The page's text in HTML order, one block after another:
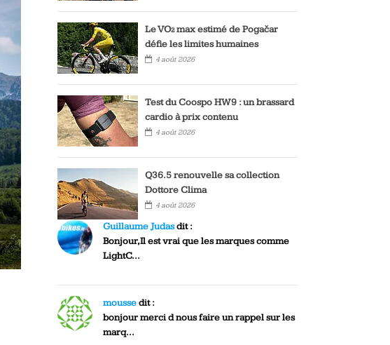
Le VO₂ max estimé de Pogačar
défie les limites humaines
4 août 2026
Test du Coospo HW9 : un brassard
cardio à prix contenu
4 août 2026
Q36.5 renouvelle sa collection
Dottore Clima
4 août 2026
Guillaume Judasdit :
Bonjour,Il est vrai que les marques comme
LightC...
moussedit :
bonjour merci d nous faire un rappel sur les
marq...